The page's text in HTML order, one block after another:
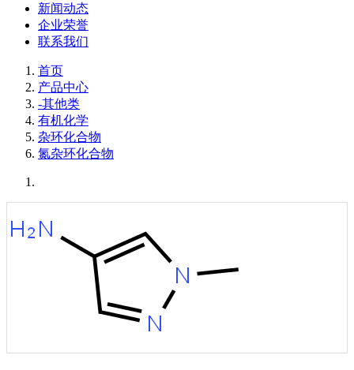
新闻动态
企业荣誉
联系我们
首页
产品中心
-其他类
有机化学
杂环化合物
氮杂环化合物